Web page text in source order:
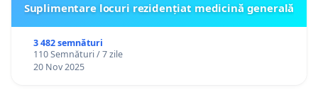
Suplimentare locuri rezidențiat medicină generală
3 482 semnături
110 Semnături / 7 zile
20 Nov 2025